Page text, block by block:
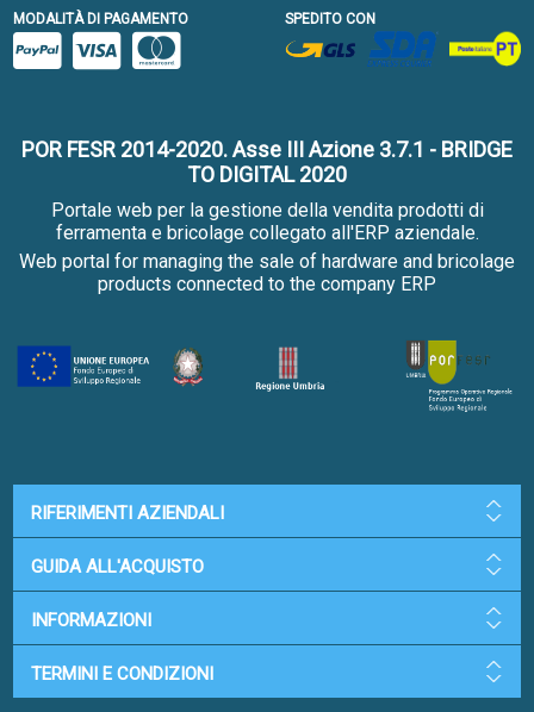
MODALITÀ DI PAGAMENTO SPEDITO CON
POR FESR 2014-2020. Asse III Azione 3.7.1 - BRIDGE
TO DIGITAL 2020
Portale web per la gestione della vendita prodotti di
ferramenta e bricolage collegato all'ERP aziendale.
Web portal for managing the sale of hardware and bricolage
products connected to the company ERP
RIFERIMENTI AZIENDALI
GUIDA ALL'ACQUISTO
INFORMAZIONI
TERMINI E CONDIZIONI